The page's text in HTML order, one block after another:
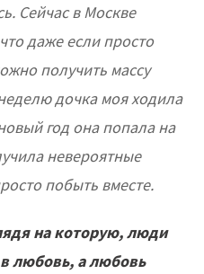
Сейчас в Москве
даже если просто
получить массу
дочка моя ходила
год она попала на
невероятные
побыть вместе.
на которую, люди
любовь, а любовь